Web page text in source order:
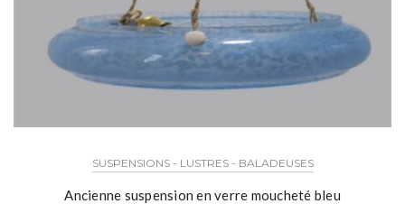
SUSPENSIONS - LUSTRES - BALADEUSES
Ancienne suspension en verre moucheté bleu